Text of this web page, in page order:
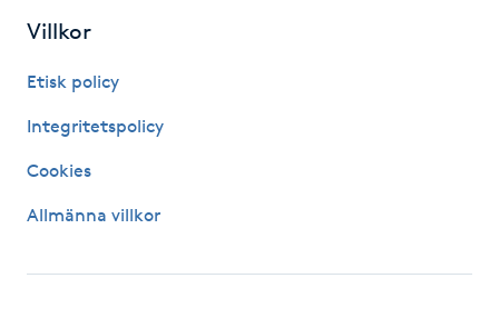
Gellack med förstärkning
Gravidmassage
Villkor
Etisk policy
Integritetspolicy
Cookies
Allmänna villkor